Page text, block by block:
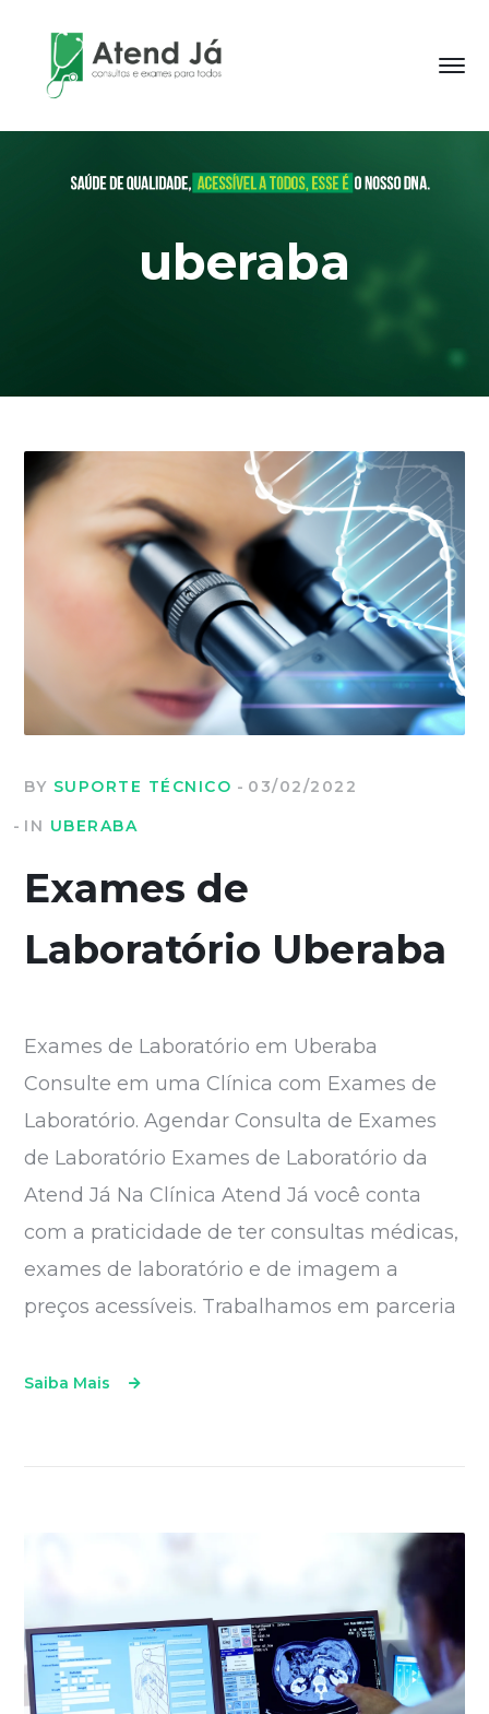
uberaba
BY SUPORTE TÉCNICO
03/02/2022
IN UBERABA
Exames de
Laboratório Uberaba
Exames de Laboratório em Uberaba
Consulte em uma Clínica com Exames de
Laboratório. Agendar Consulta de Exames
de Laboratório Exames de Laboratório da
Atend Já Na Clínica Atend Já você conta
com a praticidade de ter consultas médicas,
exames de laboratório e de imagem a
preços acessíveis. Trabalhamos em parceria
Saiba Mais